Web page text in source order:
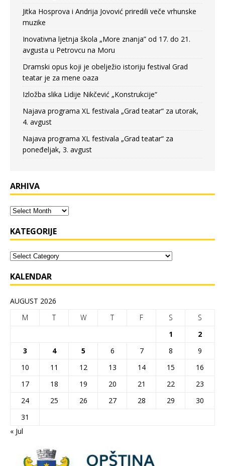
Jitka Hosprova i Andrija Jovović priredili veče vrhunske
muzike
Inovativna ljetnja škola „More znanja” od 17. do 21.
avgusta u Petrovcu na Moru
Dramski opus koji je obelježio istoriju festival Grad
teatar je za mene oaza
Izložba slika Lidije Nikčević „Konstrukcije“
Najava programa XL festivala „Grad teatar“ za utorak,
4. avgust
Najava programa XL festivala „Grad teatar“ za
poneđeljak, 3. avgust
ARHIVA
KATEGORIJE
KALENDAR
AUGUST 2026
M
T W T F S
S
1
2
3
4 5 6 7 8
9
10
11 12 13 14 15
16
17
18 19 20 21 22
23
24
25 26 27 28 29
30
31
« Jul